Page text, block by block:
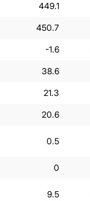
449.1
450.7
-1.6
38.6
21.3
20.6
0.5
0
9.5